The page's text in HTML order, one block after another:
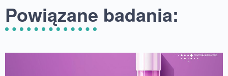
Powiązane badania: